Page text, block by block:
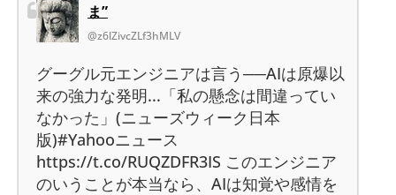
ま”
@z6lZivcZLf3hMLV
グーグル元エンジニアは言う──AIは原爆以
来の強力な発明...「私の懸念は間違ってい
なかった」(ニューズウィーク日本
版)#Yahooニュース
https://t.co/RUQZDFR3IS このエンジニア
のいうことが本当なら、AIは知覚や感情を